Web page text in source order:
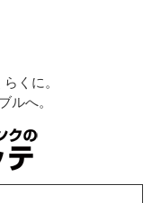
くに。
ルへ。